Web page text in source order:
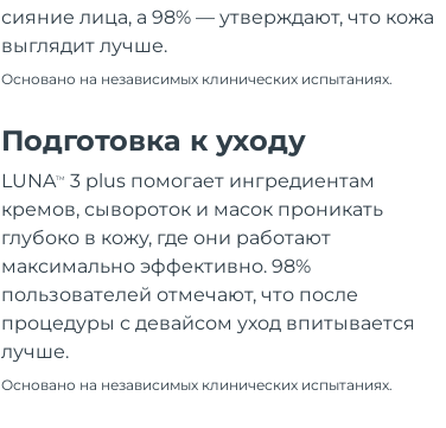
сияние лица, а 98% — утверждают, что кожа
выглядит лучше.
Основано на независимых клинических испытаниях.
Подготовка к уходу
LUNATM
3 plus помогает ингредиентам
кремов, сывороток и масок проникать
глубоко в кожу, где они работают
максимально эффективно. 98%
пользователей отмечают, что после
процедуры с девайсом уход впитывается
лучше.
Основано на независимых клинических испытаниях.